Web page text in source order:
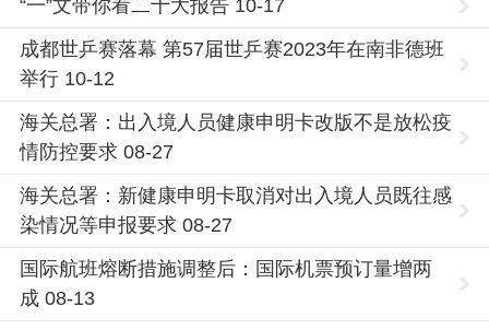
“一”文带你看二十大报告 10-17
成都世乒赛落幕 第57届世乒赛2023年在南非德班
举行 10-12
海关总署：出入境人员健康申明卡改版不是放松疫
情防控要求 08-27
海关总署：新健康申明卡取消对出入境人员既往感
染情况等申报要求 08-27
国际航班熔断措施调整后：国际机票预订量增两
成 08-13